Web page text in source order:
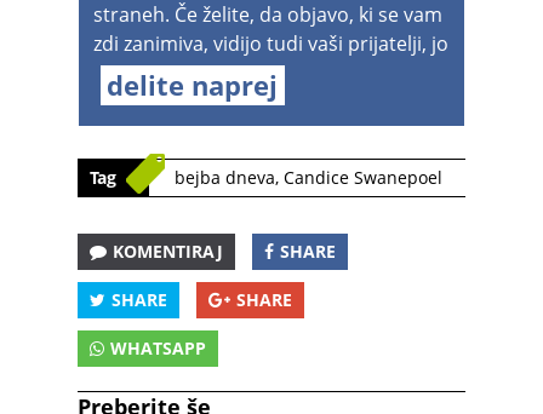
straneh. Če želite, da objavo, ki se vam
zdi zanimiva, vidijo tudi vaši prijatelji, jo
delite naprej
Tag bejba dneva, Candice Swanepoel
KOMENTIRAJ SHARE
SHARE SHARE
WHATSAPP
Preberite še